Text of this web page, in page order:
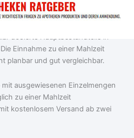
/ CoreGLP
mit klarer Tagesportion
dosierte Hauptbestandteile in
Einnahme zu einer Mahlzeit
planbar und gut vergleichbar.
ausgewiesenen Einzelmengen
zu einer Mahlzeit
kostenlosem Versand ab zwei